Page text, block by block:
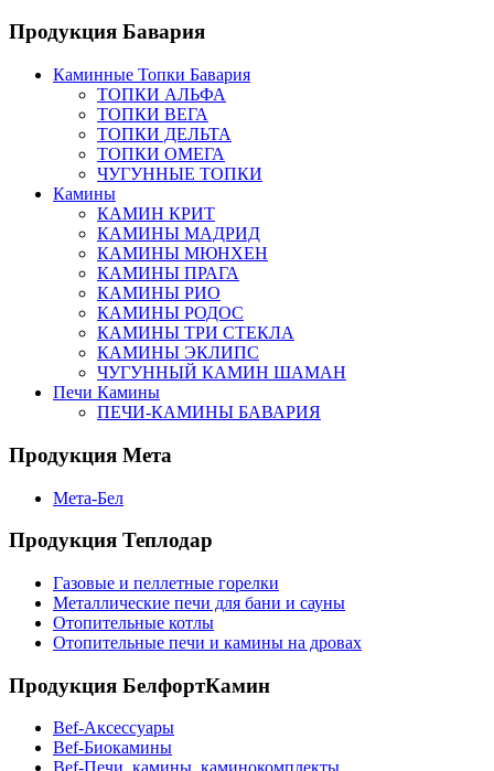
Продукция Бавария
Каминные Топки Бавария
ТОПКИ АЛЬФА
ТОПКИ ВЕГА
ТОПКИ ДЕЛЬТА
ТОПКИ ОМЕГА
ЧУГУННЫЕ ТОПКИ
Камины
КАМИН КРИТ
КАМИНЫ МАДРИД
КАМИНЫ МЮНХЕН
КАМИНЫ ПРАГА
КАМИНЫ РИО
КАМИНЫ РОДОС
КАМИНЫ ТРИ СТЕКЛА
КАМИНЫ ЭКЛИПС
ЧУГУННЫЙ КАМИН ШАМАН
Печи Камины
ПЕЧИ-КАМИНЫ БАВАРИЯ
Продукция Мета
Мета-Бел
Продукция Теплодар
Газовые и пеллетные горелки
Металлические печи для бани и сауны
Отопительные котлы
Отопительные печи и камины на дровах
Продукция БелфортКамин
Bef-Аксессуары
Bef-Биокамины